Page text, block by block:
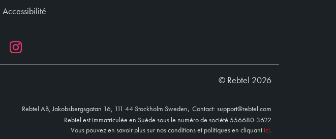
Accessibilité
© Rebtel 2026
Rebtel AB, Jakobsbergsgatan 16, 111 44 Stockholm Sweden, Contact: support@rebtel.com
Rebtel est immatriculée en Suède sous le numéro de société 556680-3622
Vous pouvez en savoir plus sur nos conditions et politiques en cliquant ici.